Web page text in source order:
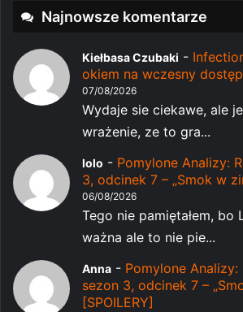
Najnowsze komentarze
Kiełbasa Czubaki -
okiem na wczesny dostęp
07/08/2026
Wydaje sie ciekawe, ale
wrażenie, ze to gra...
lolo - Pomylone Analizy:
3, odcinek 7 – „Smok w
06/08/2026
Tego nie pamiętałem, bo
ważna ale to nie pie...
Anna - Pomylone Analizy:
sezon 3, odcinek 7 –
[SPOILERY]